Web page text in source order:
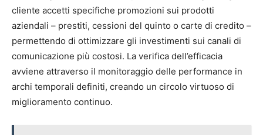
cliente accetti specifiche promozioni sui prodotti
aziendali – prestiti, cessioni del quinto o carte di credito –
permettendo di ottimizzare gli investimenti sui canali di
comunicazione più costosi. La verifica dell’efficacia
avviene attraverso il monitoraggio delle performance in
archi temporali definiti, creando un circolo virtuoso di
miglioramento continuo.